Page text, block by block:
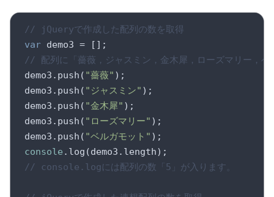
// jQueryで作成した配列の数を取得
var
// 配列に「薔薇，ジャスミン，金木犀，ローズマリー，ベ
demo3.push( "薔薇" );
demo3.push( "ジャスミン" );
demo3.push( "金木犀" );
demo3.push( "ローズマリー" );
demo3.push( "ベルガモット"
console
// console.logには配列の数「5」が入ります。